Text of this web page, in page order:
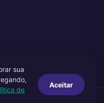
reservados.
sua
de
Aceitar